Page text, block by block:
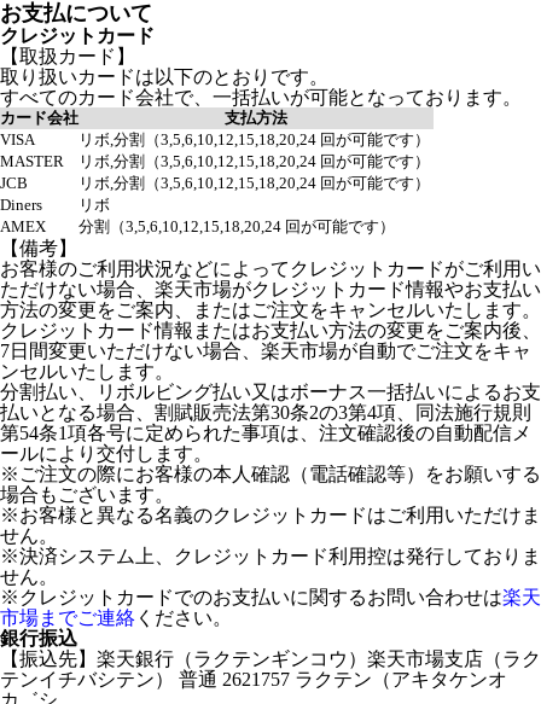
お支払について
クレジットカード
【取扱カード】
取り扱いカードは以下のとおりです。
すべてのカード会社で、一括払いが可能となっております。
カード会社
支払方法
VISA
リボ,分割（3,5,6,10,12,15,18,20,24 回が可能です）
MASTER
リボ,分割（3,5,6,10,12,15,18,20,24 回が可能です）
JCB
リボ,分割（3,5,6,10,12,15,18,20,24 回が可能です）
Diners
リボ
AMEX
分割（3,5,6,10,12,15,18,20,24 回が可能です）
【備考】
お客様のご利用状況などによってクレジットカードがご利用い
ただけない場合、楽天市場がクレジットカード情報やお支払い
方法の変更をご案内、またはご注文をキャンセルいたします。
クレジットカード情報またはお支払い方法の変更をご案内後、
7日間変更いただけない場合、楽天市場が自動でご注文をキャ
ンセルいたします。
分割払い、リボルビング払い又はボーナス一括払いによるお支
払いとなる場合、割賦販売法第30条2の3第4項、同法施行規則
第54条1項各号に定められた事項は、注文確認後の自動配信メ
ールにより交付します。
※ご注文の際にお客様の本人確認（電話確認等）をお願いする
場合もございます。
※お客様と異なる名義のクレジットカードはご利用いただけま
せん。
※決済システム上、クレジットカード利用控は発行しておりま
せん。
※クレジットカードでのお支払いに関するお問い合わせは楽天
市場までご連絡 ください。
銀行振込
【振込先】楽天銀行（ラクテンギンコウ）楽天市場支店（ラク
テンイチバシテン） 普通 2621757 ラクテン（アキタケンオ
カ゛シ